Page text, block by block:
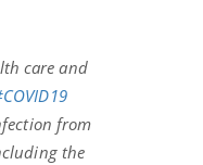
care and
from
the